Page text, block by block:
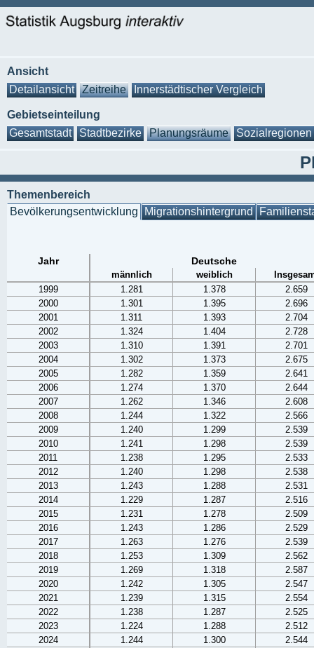
Ansicht
Detailansicht
Zeitreihe Innerstädtischer Vergleich
Gebietseinteilung
Gesamtstadt
Stadtbezirke Planungsräume Sozialregionen
Themenbereich
Bevölkerungsentwicklung Migrationshintergrund
Jahr Deutsche
männlich weiblich
1999
1.281 1.378
2.659
2000
1.301 1.395
2.696
2001
1.311 1.393
2.704
2002
1.324 1.404
2.728
2003
1.310 1.391
2.701
2004
1.302 1.373
2.675
2005
1.282 1.359
2.641
2006
1.274 1.370
2.644
2007
1.262 1.346
2.608
2008
1.244 1.322
2.566
2009
1.240 1.299
2.539
2010
1.241 1.298
2.539
2011
1.238 1.295
2.533
2012
1.240 1.298
2.538
2013
1.243 1.288
2.531
2014
1.229 1.287
2.516
2015
1.231 1.278
2.509
2016
1.243 1.286
2.529
2017
1.263 1.276
2.539
2018
1.253 1.309
2.562
2019
1.269 1.318
2.587
2020
1.242 1.305
2.547
2021
1.239 1.315
2.554
2022
1.238 1.287
2.525
2023
1.224 1.288
2.512
2024
1.244 1.300
2.544